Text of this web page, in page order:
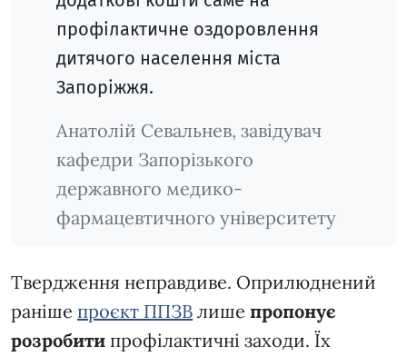
профілактичне оздоровлення
дитячого населення міста
Запоріжжя.
Анатолій Севальнев, завідувач
кафедри Запорізького
державного медико-
фармацевтичного університету
Твердження неправдиве. Оприлюднений
раніше проєкт ППЗВ лише пропонує
розробити профілактичні заходи. Їх